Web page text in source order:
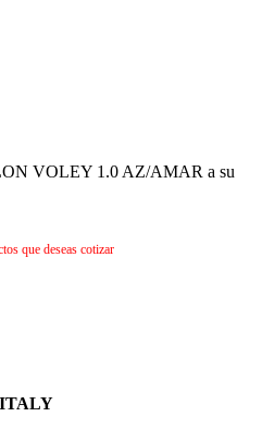
VOLEY 1.0 AZ/AMAR a su
que deseas cotizar